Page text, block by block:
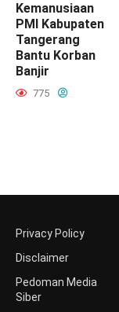
Kemanusiaan
PMI Kabupaten
Tangerang
Bantu Korban
Banjir
775
Privacy Policy
Disclaimer
Pedoman Media
Siber